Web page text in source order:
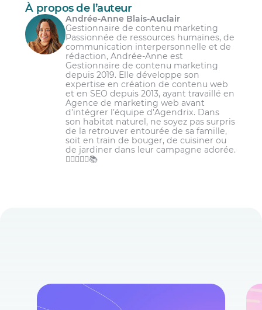
À propos de l’auteur
Andrée-Anne Blais-Auclair
Gestionnaire de contenu marketing
Passionnée de ressources humaines, de
communication interpersonnelle et de
rédaction, Andrée-Anne est
Gestionnaire de contenu marketing
depuis 2019. Elle développe son
expertise en création de contenu web
et en SEO depuis 2013, ayant travaillé en
Agence de marketing web avant
d’intégrer l’équipe d’Agendrix. Dans
son habitat naturel, ne soyez pas surpris
de la retrouver entourée de sa famille,
soit en train de bouger, de cuisiner ou
de jardiner dans leur campagne adorée.
🏋️‍♀️👩‍🌾🌾📚